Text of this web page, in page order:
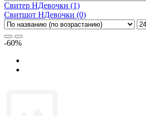
Свитер НДевочки (1)
Свитшот НДевочки (0)
-60%